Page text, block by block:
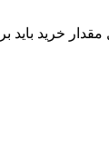
خرید باید بر